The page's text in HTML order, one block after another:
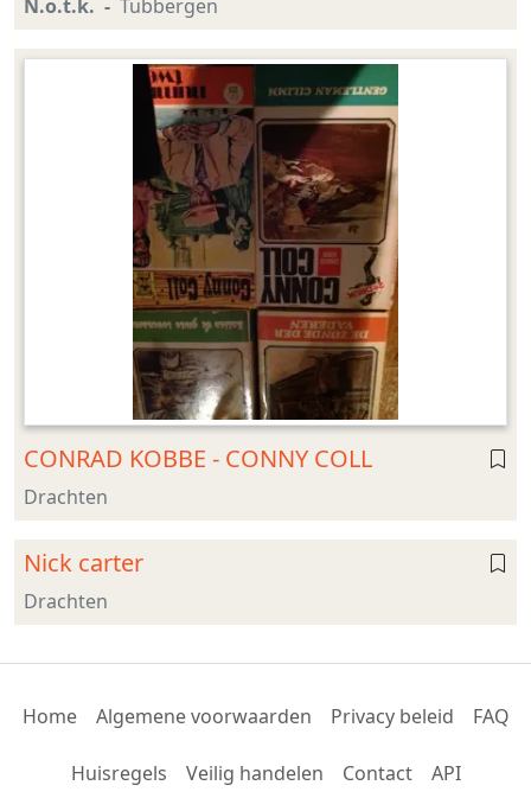
N.o.t.k. Tubbergen
CONRAD KOBBE - CONNY COLL
Drachten
Nick carter
Drachten
Home Algemene voorwaarden Privacy beleid FAQ
Huisregels Veilig handelen Contact API